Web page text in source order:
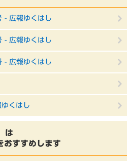
- 広報ゆくはし
- 広報ゆくはし
- 広報ゆくはし
くはし
は
おすすめします